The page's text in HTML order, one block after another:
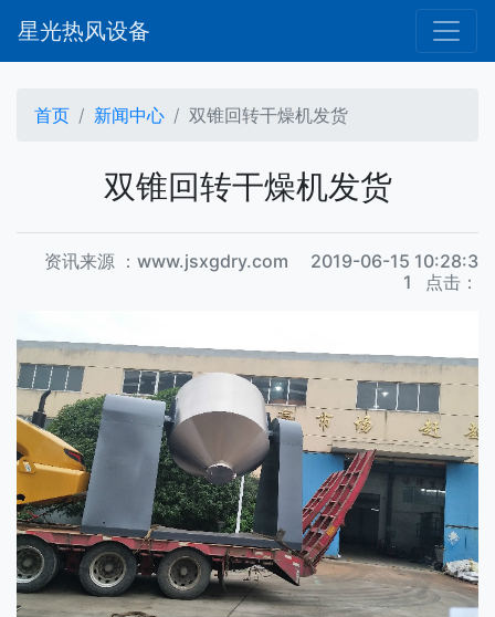
星光热风设备
首页 新闻中心 双锥回转干燥机发货
双锥回转干燥机发货
资讯来源 ：www.jsxgdry.com 2019-06-15 10:28:3
1 点击：